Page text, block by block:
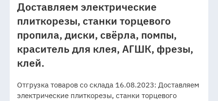
Доставляем электрические
плиткорезы, станки торцевого
пропила, диски, свёрла, помпы,
краситель для клея, АГШК, фрезы,
клей.
Отгрузка товаров со склада 16.08.2023: Доставляем
электрические плиткорезы, станки торцевого